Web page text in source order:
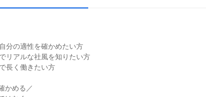
分の適性を確かめたい方
リアルな社風を知りたい方
長く働きたい方
かめる／